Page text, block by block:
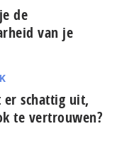
de
van je
schattig uit,
te vertrouwen?